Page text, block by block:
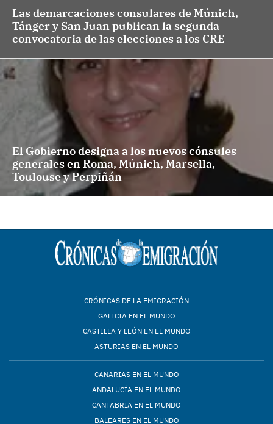
Las demarcaciones consulares de Múnich,
Tánger y San Juan publican la segunda
convocatoria de las elecciones a los CRE
El Gobierno designa a los nuevos cónsules
generales en Roma, Múnich, Marsella,
Toulouse y Perpiñán
CRÓNICAS DE LA EMIGRACIÓN
GALICIA EN EL MUNDO
CASTILLA Y LEÓN EN EL MUNDO
ASTURIAS EN EL MUNDO
CANARIAS EN EL MUNDO
ANDALUCÍA EN EL MUNDO
CANTABRIA EN EL MUNDO
BALEARES EN EL MUNDO